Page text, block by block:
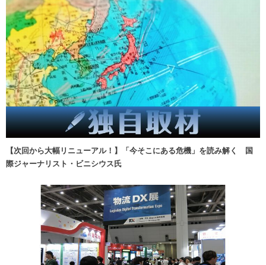
【次回から大幅リニューアル！】「今そこにある危機」を読み解く 国
際ジャーナリスト・ビニシウス氏